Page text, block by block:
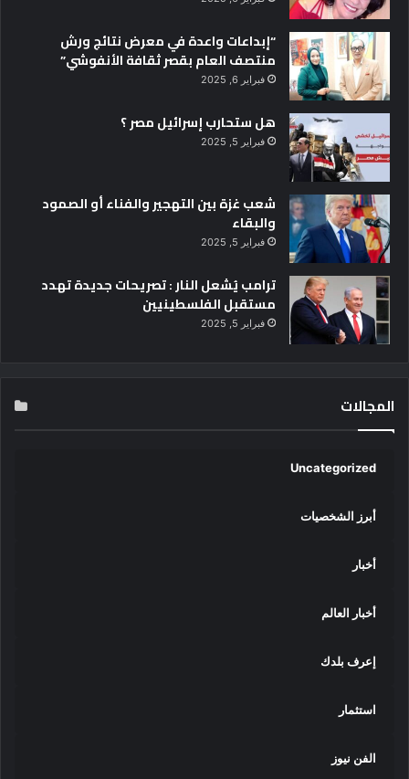
“إبداعات واعدة في معرض نتائج ورش
منتصف العام بقصر ثقافة الأنفوشي”
فبراير 6, 2025
هل ستحارب إسرائيل مصر ؟
فبراير 5, 2025
شعب غزة بين التهجير والفناء أو الصمود
والبقاء
فبراير 5, 2025
ترامب يُشعل النار : تصريحات جديدة تهدد
مستقبل الفلسطينيين
فبراير 5, 2025
المجالات
Uncategorized
أبرز الشخصيات
أخبار
أخبار العالم
إعرف بلدك
استثمار
الفن نيوز